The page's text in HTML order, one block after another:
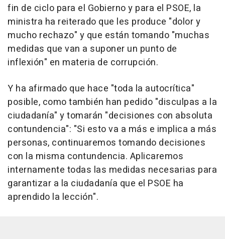
fin de ciclo para el Gobierno y para el PSOE, la
ministra ha reiterado que les produce "dolor y
mucho rechazo" y que están tomando "muchas
medidas que van a suponer un punto de
inflexión" en materia de corrupción.
Y ha afirmado que hace "toda la autocrítica"
posible, como también han pedido "disculpas a la
ciudadanía" y tomarán "decisiones con absoluta
contundencia": "Si esto va a más e implica a más
personas, continuaremos tomando decisiones
con la misma contundencia. Aplicaremos
internamente todas las medidas necesarias para
garantizar a la ciudadanía que el PSOE ha
aprendido la lección".